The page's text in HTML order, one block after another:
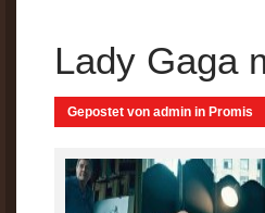
Lady Gaga
Gepostet von admin in Promis